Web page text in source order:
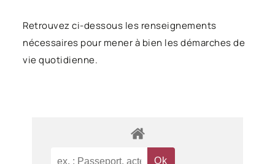
Retrouvez ci-dessous les renseignements
nécessaires pour mener à bien les démarches de
vie quotidienne.